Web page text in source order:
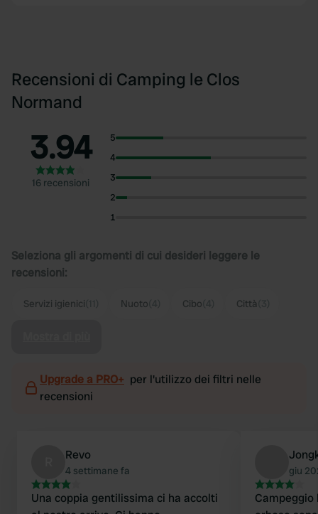
Recensioni di Camping le Clos
Normand
3.94
16 recensioni
5
4
3
2
1
Seleziona gli argomenti di cui desideri leggere le
recensioni:
Servizi igienici Nuoto Cibo Città
Upgrade a PRO+ per l'utilizzo dei filtri nelle
recensioni
Revo
4 settimane fa
Una coppia gentilissima ci ha accolti
giu